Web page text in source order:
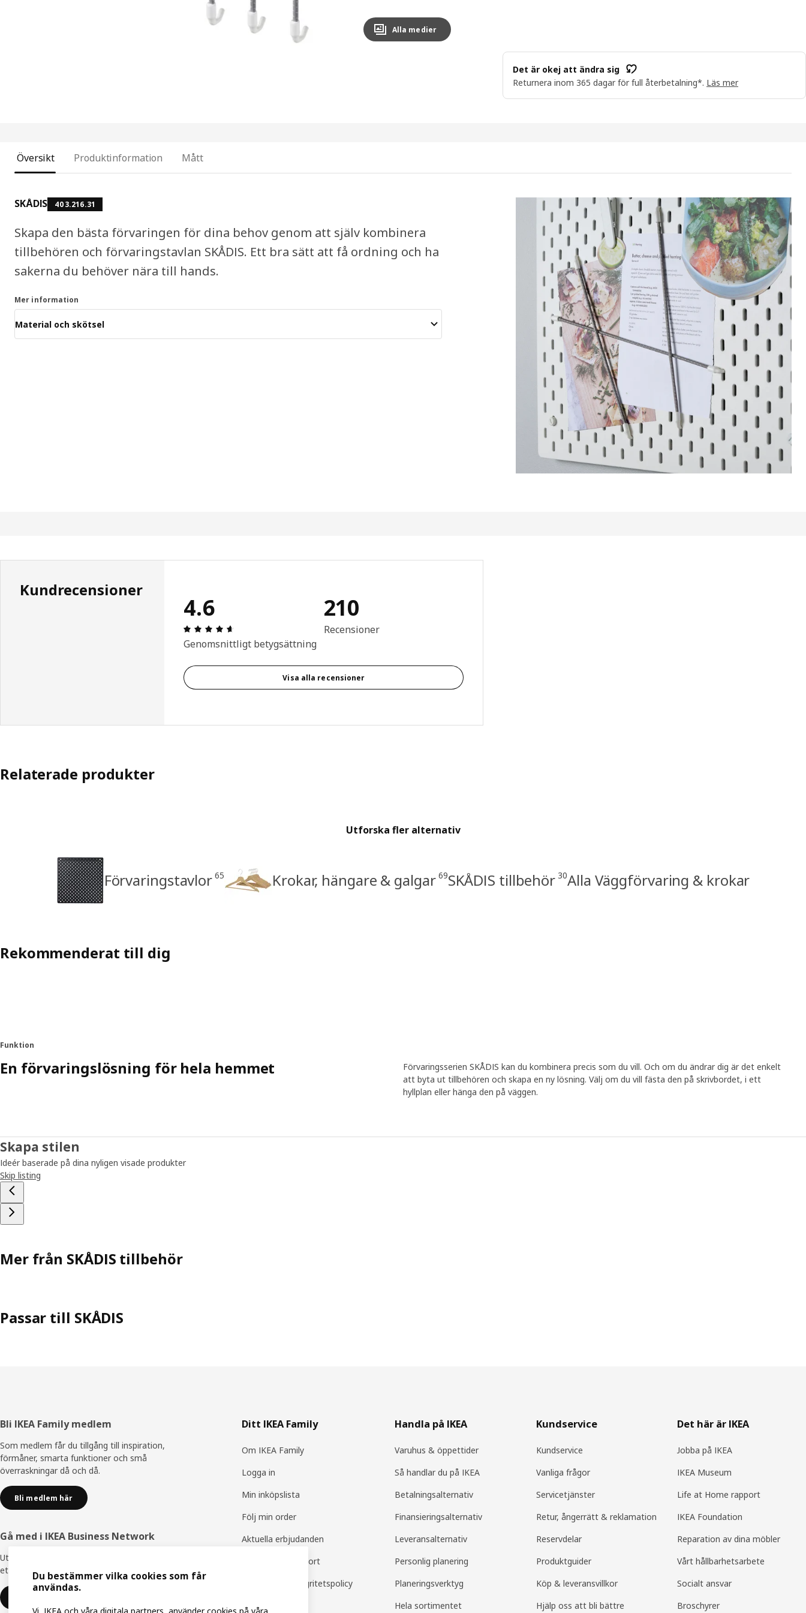
Alla medier
Det är okej att ändra sig
Returnera inom 365 dagar för full återbetalning*. Läs mer
Översikt Produktinformation Mått
SKÅDIS 403.216.31
Skapa den bästa förvaringen för dina behov genom att själv kombinera
tillbehören och förvaringstavlan SKÅDIS. Ett bra sätt att få ordning och ha
sakerna du behöver nära till hands.
Mer information
Material och skötsel
Kundrecensioner
4.6
Recension: 4.6 utav 5 stjärnor. Totalt antal recensioner: 210
Genomsnittligt betygsättning
210
Recensioner
Visa alla recensioner
Relaterade produkter
Utforska fler alternativ
Förvaringstavlor 65 Krokar, hängare & galgar 69SKÅDIS tillbehör 30Alla Väggförvaring & krokar
Rekommenderat till dig
Funktion
En förvaringslösning för hela hemmet
Förvaringsserien SKÅDIS kan du kombinera precis som du vill. Och om du ändrar dig är det enkelt
att byta ut tillbehören och skapa en ny lösning. Välj om du vill fästa den på skrivbordet, i ett
hyllplan eller hänga den på väggen.
Skapa stilen
Ideér baserade på dina nyligen visade produkter
Skip listing
Mer från SKÅDIS tillbehör
Passar till SKÅDIS
Sidfot
Bli IKEA Family medlem
Som medlem får du tillgång till inspiration,
förmåner, smarta funktioner och små
överraskningar då och då.
Bli medlem här
Gå med i IKEA Business Network
Utnyttja flera unika förmåner för att skapa
ett bättre arbetsliv - helt kostnadsfritt.
Ditt IKEA Family
Om IKEA Family
Logga in
Min inköpslista
Följ min order
Aktuella erbjudanden
IKEA Family support
IKEA Family integritetspolicy
Handla på IKEA
Varuhus & öppettider
Så handlar du på IKEA
Betalningsalternativ
Finansieringsalternativ
Leveransalternativ
Personlig planering
Planeringsverktyg
Hela sortimentet
Kundservice
Kundservice
Vanliga frågor
Servicetjänster
Retur, ångerrätt & reklamation
Reservdelar
Produktguider
Köp & leveransvillkor
Hjälp oss att bli bättre
Det här är IKEA
Jobba på IKEA
IKEA Museum
Life at Home rapport
IKEA Foundation
Reparation av dina möbler
Vårt hållbarhetsarbete
Socialt ansvar
Broschyrer
Du bestämmer vilka cookies som får
användas.